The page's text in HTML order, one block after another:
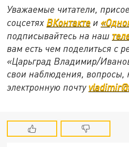
Уважаемые читатели,
соцсетях ВКонтакте и
подписывайтесь на наш
вам есть чем поделиться с
«Царьград Владимир/
свои наблюдения, вопросы,
электронную почту